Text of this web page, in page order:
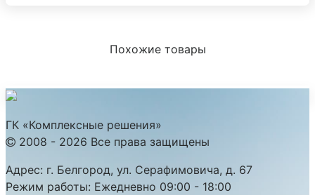
Похожие товары
ГК «Комплексные решения»
2008 - 2026 Все права защищены
Адрес: г. Белгород, ул. Серафимовича, д. 67
Режим работы: Ежедневно 09:00 - 18:00